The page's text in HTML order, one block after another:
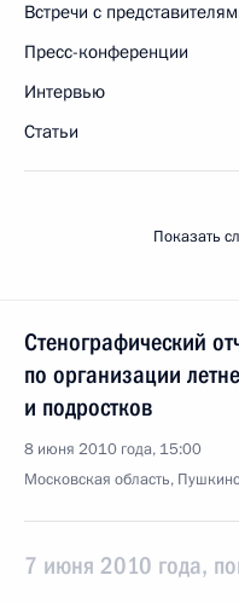
Встречи с
Пресс-конференции
Интервью
Статьи
Показать
Стенографический
по организации
и подростков
8 июня 2010 года, 15:00
Московская область,
7 июня 2010 года,